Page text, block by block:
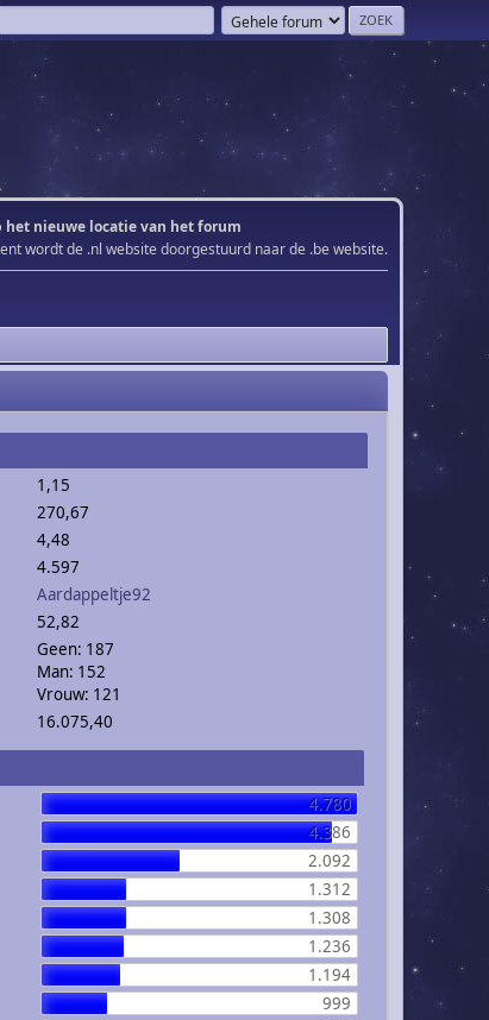
het nieuwe locatie van het forum
wordt de .nl website doorgestuurd naar de .be website.
1,15
270,67
4,48
4.597
Aardappeltje92
52,82
Geen: 187
Man: 152
Vrouw: 121
16.075,40
4.780
4.386
2.092
1.312
1.308
1.236
1.194
999